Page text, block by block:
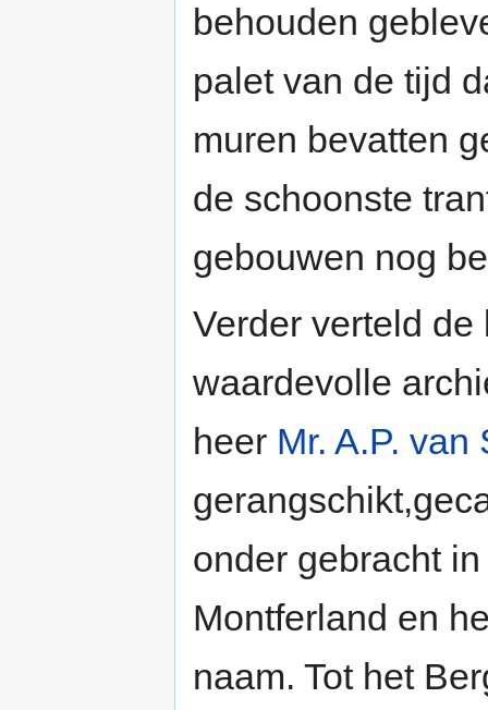
behouden
palet van de tijd
muren bevatten
de schoonste
gebouwen nog
Verder verteld
waardevolle
heer Mr. A.P.
onder gebracht
Montferland en
naam. Tot het